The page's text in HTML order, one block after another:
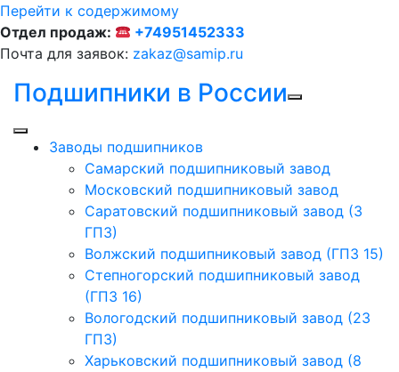
Перейти к содержимому
Отдел продаж:
+74951452333
Почта для заявок: zakaz@samip.ru
Подшипники в России
Заводы подшипников
Cамарский подшипниковый завод
Московский подшипниковый завод
Саратовский подшипниковый завод (3
ГПЗ)
Волжский подшипниковый завод (ГПЗ 15)
Степногорский подшипниковый завод
(ГПЗ 16)
Вологодский подшипниковый завод (23
ГПЗ)
Харьковский подшипниковый завод (8